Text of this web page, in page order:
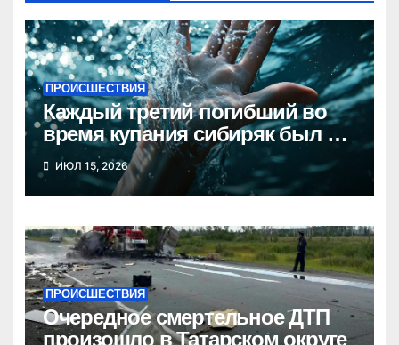
ПРОИСШЕСТВИЯ
Каждый третий погибший во
время купания сибиряк был в
состоянии опьянения
ИЮЛ 15, 2026
ПРОИСШЕСТВИЯ
Очередное смертельное ДТП
произошло в Татарском округе